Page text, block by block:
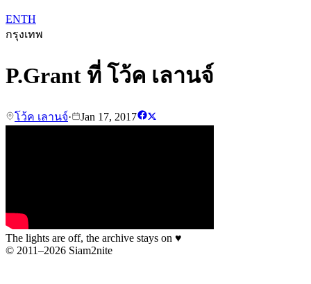
ENTH
กรุงเทพ
P.Grant ที่ โว้ค เลานจ์
โว้ค เลานจ์· Jan 17, 2017
The lights are off, the archive stays on ♥
© 2011–2026 Siam2nite